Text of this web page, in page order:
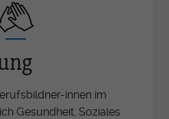
innen im
Gesundheit, Soziales